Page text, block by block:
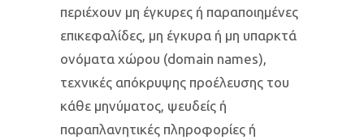
περιέχουν μη έγκυρες ή παραποιημένες
επικεφαλίδες, μη έγκυρα ή μη υπαρκτά
ονόματα χώρου (domain names),
τεχνικές απόκρυψης προέλευσης του
κάθε μηνύματος, ψευδείς ή
παραπλανητικές πληροφορίες ή